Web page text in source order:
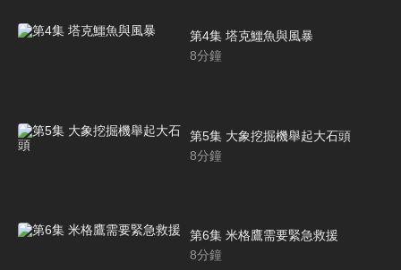
第4集 塔克鱷魚與風暴
8分鐘
第5集 大象挖掘機舉起大石頭
8分鐘
第6集 米格鷹需要緊急救援
8分鐘